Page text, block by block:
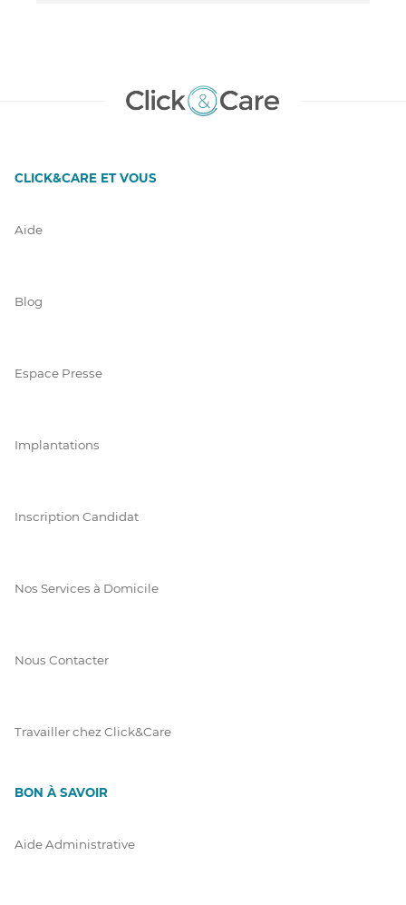
CLICK&CARE ET VOUS
Aide
Blog
Espace Presse
Implantations
Inscription Candidat
Nos Services à Domicile
Nous Contacter
Travailler chez Click&Care
BON À SAVOIR
Aide Administrative